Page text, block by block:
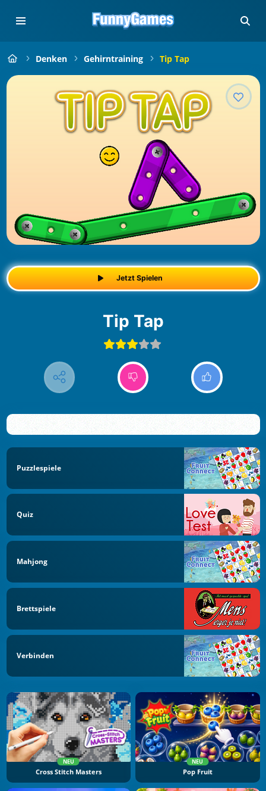
Denken Gehirntraining Tip Tap
Jetzt Spielen
Tip Tap
Puzzlespiele
Quiz
Mahjong
Brettspiele
Verbinden
NEU
Cross Stitch Masters
NEU
Pop Fruit